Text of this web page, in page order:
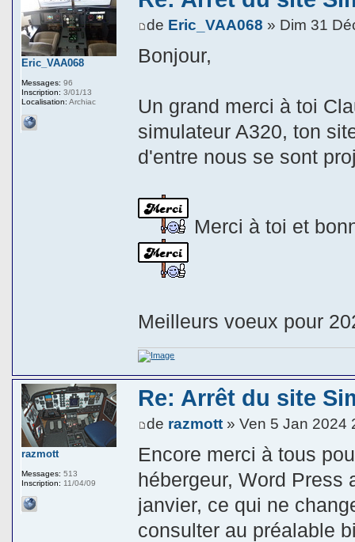
de Eric_VAA068 » Dim 31
Bonjour,
Un grand merci à toi
simulateur A320, ton
d'entre nous se sont
Merci à toi et
Meilleurs voeux pour
Eric_VAA068
Messages: 96
Inscription: 3/01/13
Localisation: Archiac
Re: Arrêt du site
de razmott » Ven 5 Jan 2024
Encore merci à tous
hébergeur, Word Press
janvier, ce qui ne
consulter au préalable
razmott
Messages: 513
Inscription: 11/04/09